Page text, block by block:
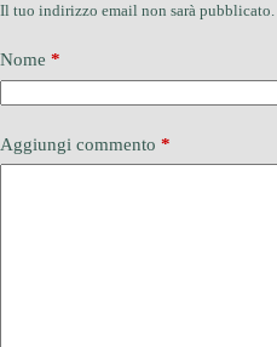
Il tuo indirizzo email non sarà pubblicato.
Nome *
Aggiungi commento *